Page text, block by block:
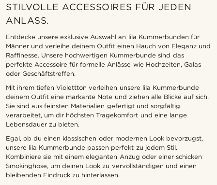
STILVOLLE ACCESSOIRES FÜR JEDEN
ANLASS.
Entdecke unsere exklusive Auswahl an lila Kummerbunden für
Männer und verleihe deinem Outfit einen Hauch von Eleganz und
Raffinesse. Unsere hochwertigen Kummerbunde sind das
perfekte Accessoire für formelle Anlässe wie Hochzeiten, Galas
oder Geschäftstreffen.
Mit ihrem tiefen Violettton verleihen unsere lila Kummerbunde
deinem Outfit eine markante Note und ziehen alle Blicke auf sich.
Sie sind aus feinsten Materialien gefertigt und sorgfältig
verarbeitet, um dir höchsten Tragekomfort und eine lange
Lebensdauer zu bieten.
Egal, ob du einen klassischen oder modernen Look bevorzugst,
unsere lila Kummerbunde passen perfekt zu jedem Stil.
Kombiniere sie mit einem eleganten Anzug oder einer schicken
Smokinghose, um deinen Look zu vervollständigen und einen
bleibenden Eindruck zu hinterlassen.